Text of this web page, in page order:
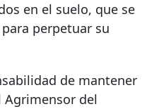
en el suelo, que se
perpetuar su
de mantener
Agrimensor del